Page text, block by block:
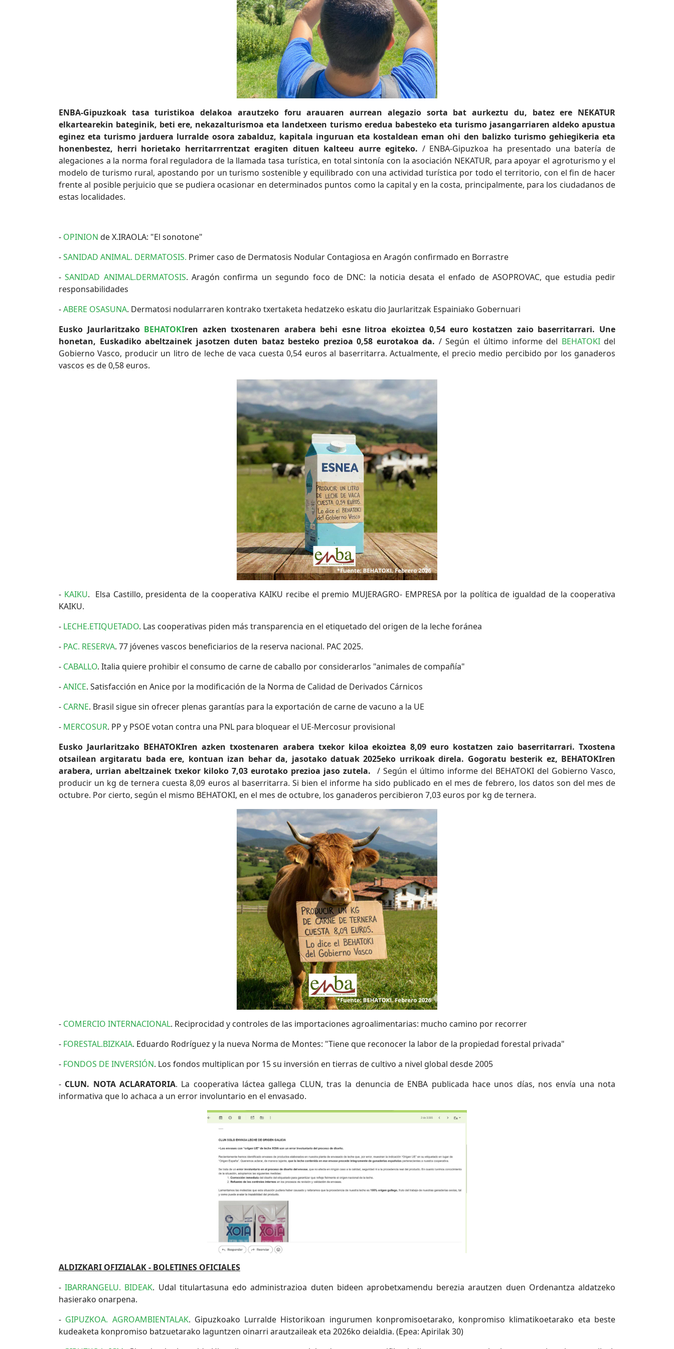
ENBA-Gipuzkoak tasa turistikoa delakoa arautzeko foru arauaren aurrean alegazio sorta bat aurkeztu du, batez ere NEKATUR
elkartearekin bateginik, beti ere, nekazalturismoa eta landetxeen turismo eredua babesteko eta turismo jasangarriaren aldeko apustua
eginez eta turismo jarduera lurralde osora zabalduz, kapitala inguruan eta kostaldean eman ohi den balizko turismo gehiegikeria eta
honenbestez, herri horietako herritarrrentzat eragiten dituen kalteeu aurre egiteko. / ENBA-Gipuzkoa ha presentado una batería de
alegaciones a la norma foral reguladora de la llamada tasa turística, en total sintonía con la asociación NEKATUR, para apoyar el agroturismo y el
modelo de turismo rural, apostando por un turismo sostenible y equilibrado con una actividad turística por todo el territorio, con el fin de hacer
frente al posible perjuicio que se pudiera ocasionar en determinados puntos como la capital y en la costa, principalmente, para los ciudadanos de
estas localidades.
- OPINION de X.IRAOLA: "El sonotone"
-SANIDAD ANIMAL. DERMATOSIS. Primer caso de Dermatosis Nodular Contagiosa en Aragón confirmado en Borrastre
-SANIDAD ANIMAL.DERMATOSIS. Aragón confirma un segundo foco de DNC: la noticia desata el enfado de ASOPROVAC, que estudia pedir
responsabilidades
-ABERE OSASUNA. Dermatosi nodularraren kontrako txertaketa hedatzeko eskatu dio Jaurlaritzak Espainiako Gobernuari
Eusko Jaurlaritzako BEHATOKIren azken txostenaren arabera behi esne litroa ekoiztea 0,54 euro kostatzen zaio baserritarrari. Une
honetan, Euskadiko abeltzainek jasotzen duten bataz besteko prezioa 0,58 eurotakoa da. / Según el último informe del BEHATOKIdel
Gobierno Vasco, producir un litro de leche de vaca cuesta 0,54 euros al baserritarra. Actualmente, el precio medio percibido por los ganaderos
vascos es de 0,58 euros.
- KAIKU. Elsa Castillo, presidenta de la cooperativa KAIKU recibe el premio MUJERAGRO- EMPRESA por la política de igualdad de la cooperativa
KAIKU.
- LECHE.ETIQUETADO. Las cooperativas piden más transparencia en el etiquetado del origen de la leche foránea
- PAC. RESERVA. 77 jóvenes vascos beneficiarios de la reserva nacional. PAC 2025.
- CABALLO. Italia quiere prohibir el consumo de carne de caballo por considerarlos "animales de compañía"
-ANICE. Satisfacción en Anice por la modificación de la Norma de Calidad de Derivados Cárnicos
- CARNE. Brasil sigue sin ofrecer plenas garantías para la exportación de carne de vacuno a la UE
- MERCOSUR. PP y PSOE votan contra una PNL para bloquear el UE-Mercosur provisional
Eusko Jaurlaritzako BEHATOKIren azken txostenaren arabera txekor kiloa ekoiztea 8,09 euro kostatzen zaio baserritarrari. Txostena
otsailean argitaratu bada ere, kontuan izan behar da, jasotako datuak 2025eko urrikoak direla. Gogoratu besterik ez, BEHATOKIren
arabera, urrian abeltzainek txekor kiloko 7,03 eurotako prezioa jaso zutela.
/ Según el último informe del BEHATOKI del Gobierno Vasco,
producir un kg de ternera cuesta 8,09 euros al baserritarra. Si bien el informe ha sido publicado en el mes de febrero, los datos son del mes de
octubre. Por cierto, según el mismo BEHATOKI, en el mes de octubre, los ganaderos percibieron 7,03 euros por kg de ternera.
- COMERCIO INTERNACIONAL. Reciprocidad y controles de las importaciones agroalimentarias: mucho camino por recorrer
- FORESTAL.BIZKAIA. Eduardo Rodríguez y la nueva Norma de Montes: "Tiene que reconocer la labor de la propiedad forestal privada"
- FONDOS DE INVERSIÓN. Los fondos multiplican por 15 su inversión en tierras de cultivo a nivel global desde 2005
- CLUN. NOTA ACLARATORIA. La cooperativa láctea gallega CLUN, tras la denuncia de ENBA publicada hace unos días, nos envía una nota
informativa que lo achaca a un error involuntario en el envasado.
ALDIZKARI OFIZIALAK - BOLETINES OFICIALES
-IBARRANGELU. BIDEAK. Udal titulartasuna edo administrazioa duten bideen aprobetxamendu berezia arautzen duen Ordenantza aldatzeko
hasierako onarpena.
- GIPUZKOA. AGROAMBIENTALAK. Gipuzkoako Lurralde Historikoan ingurumen konpromisoetarako, konpromiso klimatikoetarako eta beste
kudeaketa konpromiso batzuetarako laguntzen oinarri arautzaileak eta 2026ko deialdia. (Epea: Apirilak 30)